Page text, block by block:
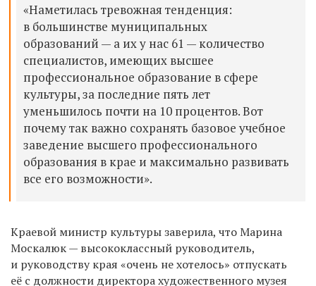
«Наметилась тревожная тенденция:
в большинстве муниципальных
образований — а их у нас 61 — количество
специалистов, имеющих высшее
профессиональное образование в сфере
культуры, за последние пять лет
уменьшилось почти на 10 процентов. Вот
почему так важно сохранять базовое учебное
заведение высшего профессионального
образования в крае и максимально развивать
все его возможности».
Краевой министр культуры заверила, что Марина
Москалюк — высококлассный руководитель,
и руководству края «очень не хотелось» отпускать
её с должности директора художественного музея